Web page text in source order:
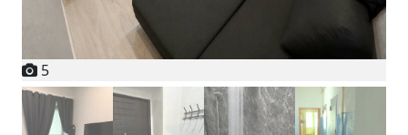
5